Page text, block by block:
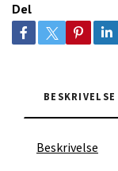
Del
BESKRIVELSE
Beskrivelse